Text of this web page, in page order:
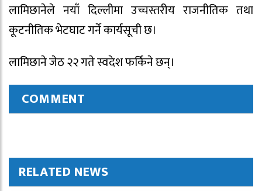
लामिछानेले नयाँ दिल्लीमा उच्चस्तरीय राजनीतिक तथा
कूटनीतिक भेटघाट गर्ने कार्यसूची छ।
लामिछाने जेठ २२ गते स्वदेश फर्किने छन्।
COMMENT
RELATED NEWS